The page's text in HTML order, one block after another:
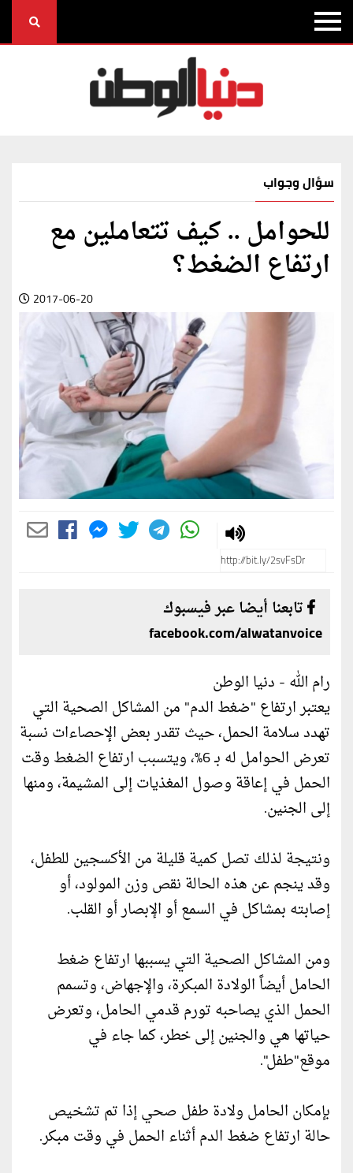
سؤال وجواب
للحوامل .. كيف تتعاملين مع
ارتفاع الضغط؟
2017-06-20
تابعنا أيضا عبر فيسبوك
facebook.com/alwatanvoice
رام الله - دنيا الوطن
يعتبر ارتفاع "ضغط الدم" من المشاكل الصحية التي
تهدد سلامة الحمل، حيث تقدر بعض الإحصاءات نسبة
تعرض الحوامل له بـ 6%، ويتسبب ارتفاع الضغط وقت
الحمل في إعاقة وصول المغذيات إلى المشيمة، ومنها
إلى الجنين.
ونتيجة لذلك تصل كمية قليلة من الأكسجين للطفل،
وقد ينجم عن هذه الحالة نقص وزن المولود، أو
إصابته بمشاكل في السمع أو الإبصار أو القلب.
ومن المشاكل الصحية التي يسببها ارتفاع ضغط
الحامل أيضاً الولادة المبكرة، والإجهاض، وتسمم
الحمل الذي يصاحبه تورم قدمي الحامل، وتعرض
حياتها هي والجنين إلى خطر، كما جاء في
موقع"طفل".
بإمكان الحامل ولادة طفل صحي إذا تم تشخيص
حالة ارتفاع ضغط الدم أثناء الحمل في وقت مبكر.